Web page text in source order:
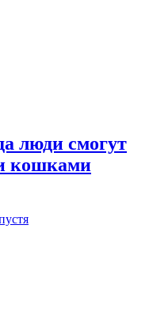
люди смогут
кошками